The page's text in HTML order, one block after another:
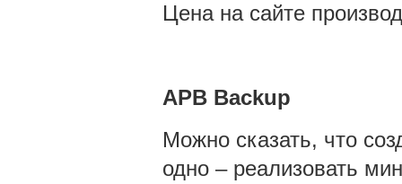
Цена на сайте
APB Backup
Можно сказать, что
одно – реализовать